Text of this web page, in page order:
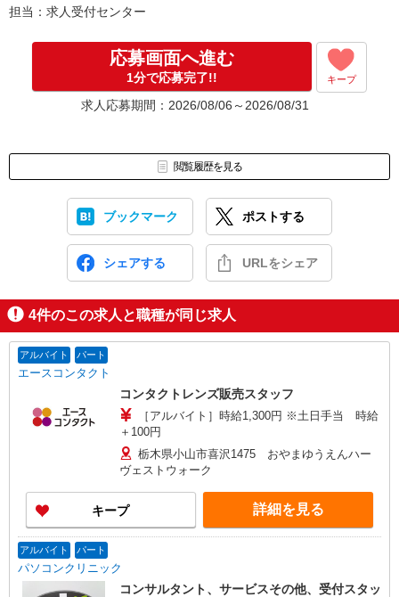
※別途ご連絡／履歴書不返却
担当：求人受付センター
応募画面へ進む
1分で応募完了!! キープ
求人応募期間：2026/08/06～2026/08/31
閲覧履歴を見る
ブックマーク ポストする
シェアする URLをシェア
4件のこの求人と職種が同じ求人
アルバイト パート
エースコンタクト
コンタクトレンズ販売スタッフ
［アルバイト］時給1,300円 ※土日手当 時給
＋100円
栃木県小山市喜沢1475 おやまゆうえんハー
ヴェストウォーク
キープ 詳細を見る
アルバイト パート
パソコンクリニック
コンサルタント、サービスその他、受付スタッ